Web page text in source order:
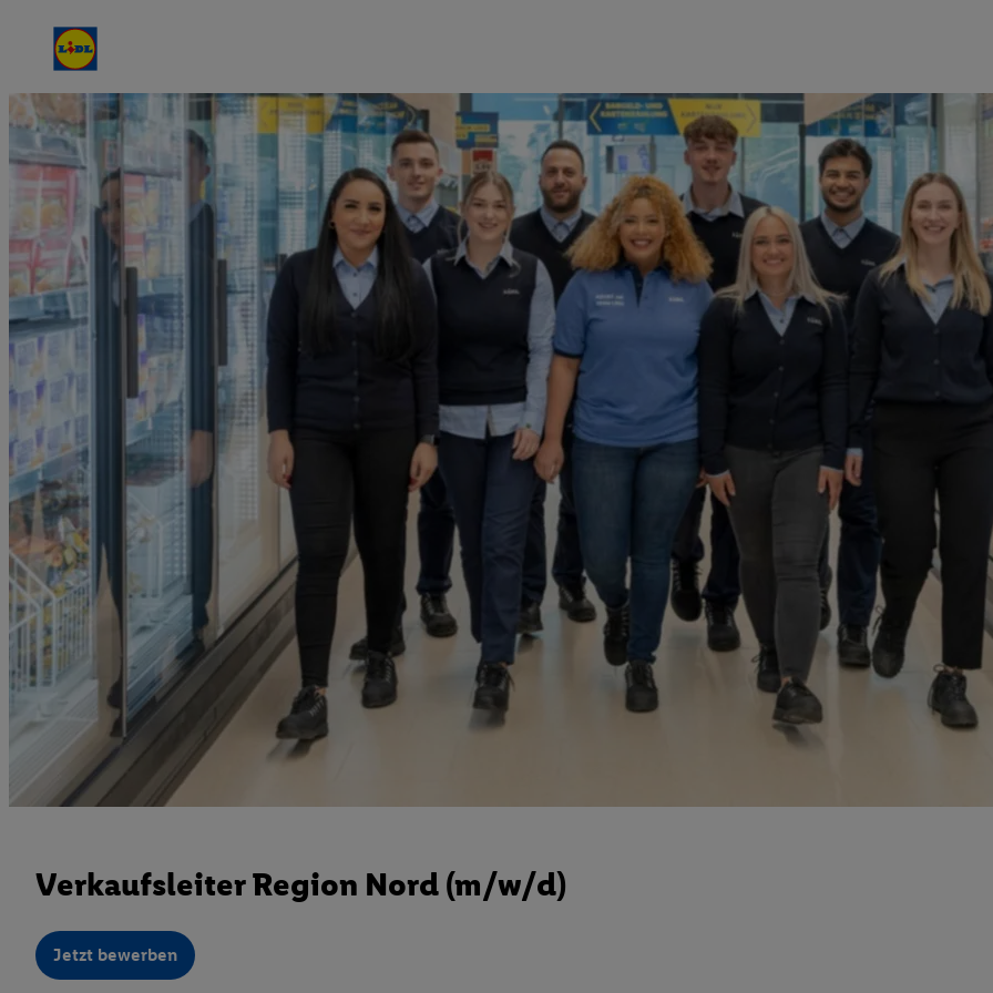
Verkaufsleiter Region Nord (m/w/d)
Jetzt bewerben